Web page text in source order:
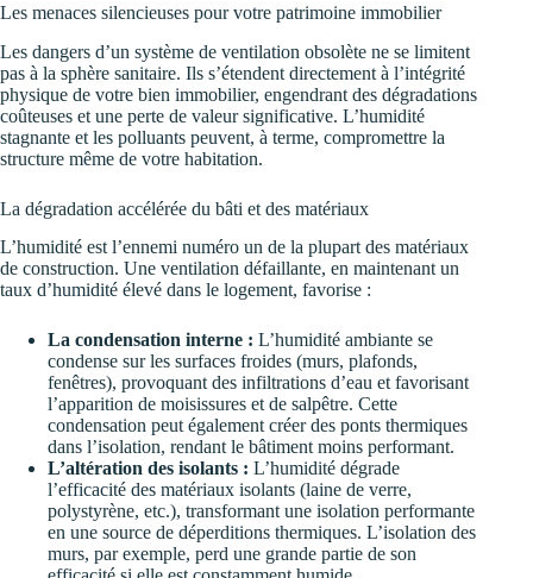
Les menaces silencieuses pour votre patrimoine immobilier
Les dangers d’un système de ventilation obsolète ne se limitent
pas à la sphère sanitaire. Ils s’étendent directement à l’intégrité
physique de votre bien immobilier, engendrant des dégradations
coûteuses et une perte de valeur significative. L’humidité
stagnante et les polluants peuvent, à terme, compromettre la
structure même de votre habitation.
La dégradation accélérée du bâti et des matériaux
L’humidité est l’ennemi numéro un de la plupart des matériaux
de construction. Une ventilation défaillante, en maintenant un
taux d’humidité élevé dans le logement, favorise :
La condensation interne : L’humidité ambiante se
condense sur les surfaces froides (murs, plafonds,
fenêtres), provoquant des infiltrations d’eau et favorisant
l’apparition de moisissures et de salpêtre. Cette
condensation peut également créer des ponts thermiques
dans l’isolation, rendant le bâtiment moins performant.
L’altération des isolants : L’humidité dégrade
l’efficacité des matériaux isolants (laine de verre,
polystyrène, etc.), transformant une isolation performante
en une source de déperditions thermiques. L’isolation des
murs, par exemple, perd une grande partie de son